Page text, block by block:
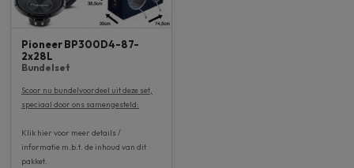
Pioneer BP300D4-87-
2x28L
Bundelset
Scoor nu bundelvoordeel uit deze set,
speciaal door ons samengesteld:
Klik hier voor meer details /
informatie m.b.t. de inhoud van dit
pakket.